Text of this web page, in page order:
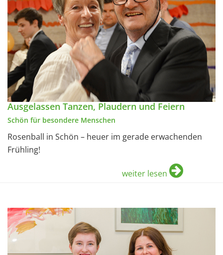
Ausgelassen Tanzen, Plaudern und Feiern
Schön für besondere Menschen
Rosenball in Schön – heuer im gerade erwachenden
Frühling!
weiter lesen